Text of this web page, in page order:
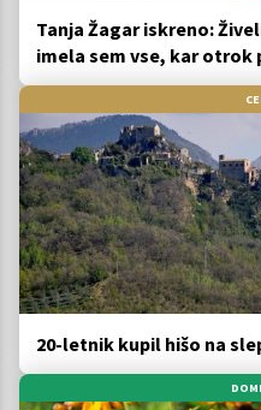
Tanja Žagar iskreno:
imela sem vse, kar otrok
20-letnik kupil hišo na